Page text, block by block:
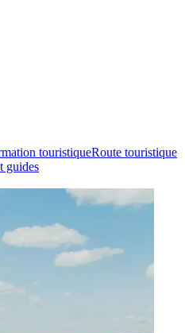
touristiqueRoute touristique
guides